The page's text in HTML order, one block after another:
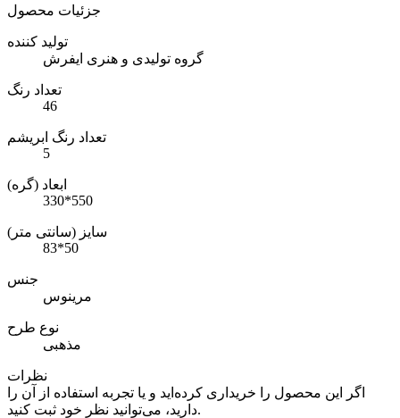
جزئیات محصول
تولید کننده
گروه تولیدی و هنری ایفرش
تعداد رنگ
46
تعداد رنگ ابریشم
5
ابعاد (گره)
330*550
سایز (سانتی متر)
83*50
جنس
مرینوس
نوع طرح
مذهبی
نظرات
اگر این محصول را خریداری کرده‌اید و یا تجربه استفاده از آن را
دارید، می‌توانید نظر خود ثبت کنید.